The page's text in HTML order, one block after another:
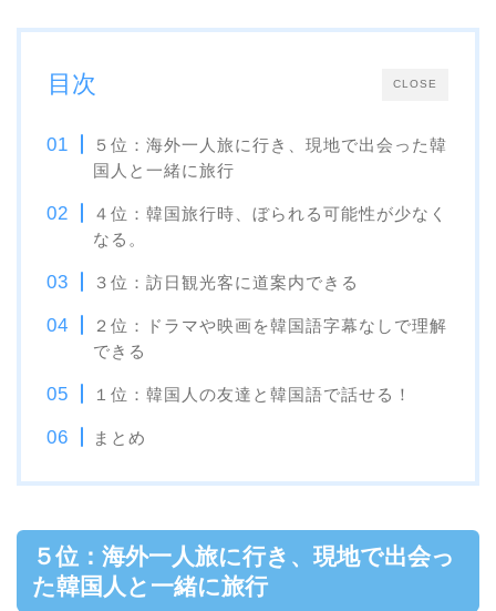
CLOSE
目次
５位：海外一人旅に行き、現地で出会った韓
国人と一緒に旅行
４位：韓国旅行時、ぼられる可能性が少なく
なる。
３位：訪日観光客に道案内できる
２位：ドラマや映画を韓国語字幕なしで理解
できる
１位：韓国人の友達と韓国語で話せる！
まとめ
５位：海外一人旅に行き、現地で出会っ
た韓国人と一緒に旅行